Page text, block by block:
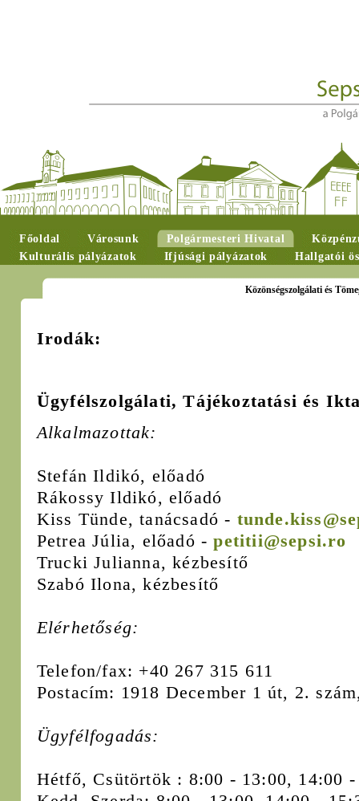
Főoldal Városunk Polgármesteri Hivatal
Kulturális pályázatok
Ifjúsági pályázatok Hallgatói
Közönségszolgálati és
Irodák:
Ügyfélszolgálati, Tájékoztatási és
Alkalmazottak:
Stefán Ildikó, előadó
Rákossy Ildikó, előadó
Kiss Tünde, tanácsadó -
Petrea Júlia, előadó -petitii@sepsi.ro
Trucki Julianna, kézbesítő
Szabó Ilona, kézbesítő
Elérhetőség:
Telefon/fax: +40 267 315 611
Postacím: 1918 December 1 út, 2.
Ügyfélfogadás:
Hétfő, Csütörtök : 8:00 - 13:00, 14:00 -